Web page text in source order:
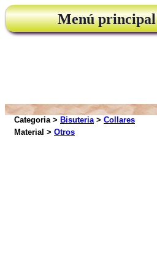
Menú principal
Categoria > Bisuteria> Collares
Material > Otros